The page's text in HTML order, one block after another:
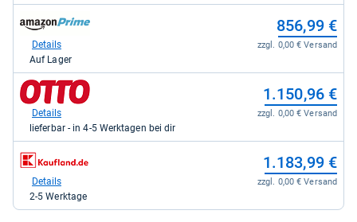
kaufen.
zum
Shop:
Amazon.de
856,99
kaufen.
856,99 €
zzgl. 0,00 € Versand
Details
Auf Lager
zum
Shop:
Otto.de
kaufen.
1.150,96 €
zzgl. 0,00 € Versand
Details
lieferbar - in 4-5 Werktagen bei dir
zum
Shop:
Kaufland
1.183,99 €
zzgl. 0,00 € Versand
Details
2-5 Werktage